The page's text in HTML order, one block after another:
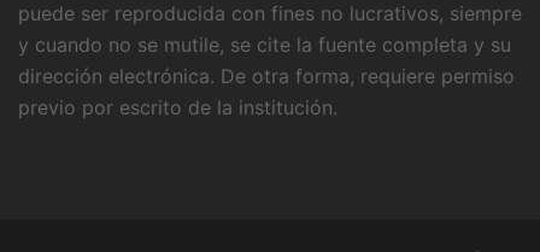
puede ser reproducida con fines no lucrativos, siempre
y cuando no se mutile, se cite la fuente completa y su
dirección electrónica. De otra forma, requiere permiso
previo por escrito de la institución.